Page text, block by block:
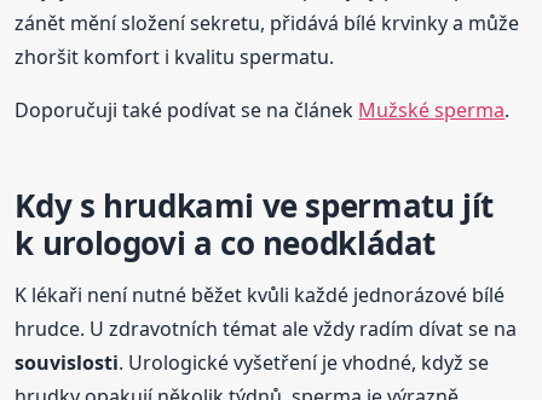
zánět mění složení sekretu, přidává bílé krvinky a může
zhoršit komfort i kvalitu spermatu.
Doporučuji také podívat se na článek Mužské sperma.
Kdy s hrudkami ve spermatu jít
k urologovi a co neodkládat
K lékaři není nutné běžet kvůli každé jednorázové bílé
hrudce. U zdravotních témat ale vždy radím dívat se na
souvislosti. Urologické vyšetření je vhodné, když se